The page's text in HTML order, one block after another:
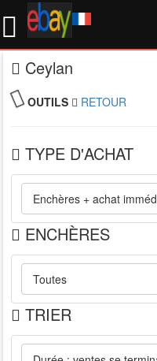
Ceylan
OUTILS RETOUR
TYPE D'ACHAT
ENCHÈRES
TRIER